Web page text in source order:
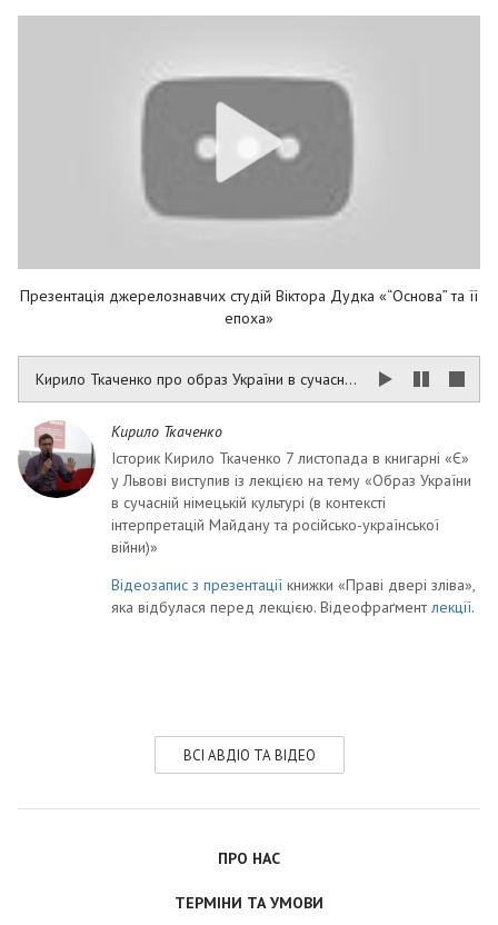
Презентація джерелознавчих студій Віктора Дудка «“Основа” та її
епоха»
Кирило Ткаченко про образ України в сучасній німецькій культурі
Кирило Ткаченко
Історик Кирило Ткаченко 7 листопада в книгарні «Є»
у Львові виступив із лекцією на тему «Образ України
в сучасній німецькій культурі (в контексті
інтерпретацій Майдану та російсько-української
війни)»
Відеозапис з презентації книжки «Праві двері зліва»,
яка відбулася перед лекцією. Відеофраґментлекції.
ВСІ АВДІО ТА ВІДЕО
ПРО НАС
ТЕРМІНИ ТА УМОВИ